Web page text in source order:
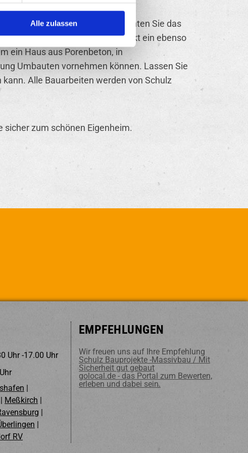
Alle zulassen
günstig gekauft. Jetzt möchten Sie das
die Firma Schulz Bauprojekt ein ebenso
ein Haus aus Porenbeton, in
Umbauten vornehmen können. Lassen Sie
Alle Bauarbeiten werden von Schulz
sicher zum schönen Eigenheim.
Uhr -17.00 Uhr
|
| Meßkirch |
|
|
RV
EMPFEHLUNGEN
Wir freuen uns auf Ihre Empfehlung
Schulz Bauprojekte -Massivbau / Mit
Sicherheit gut gebaut
golocal.de - das Portal zum Bewerten,
erleben und dabei sein.